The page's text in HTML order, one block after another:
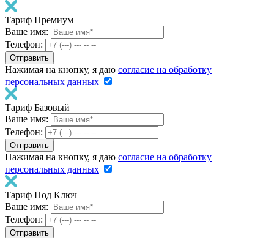
Тариф Премиум
Ваше имя:
Телефон:
Нажимая на кнопку, я даю согласие на обработку
персональных данных
Тариф Базовый
Ваше имя:
Телефон:
Нажимая на кнопку, я даю согласие на обработку
персональных данных
Тариф Под Ключ
Ваше имя:
Телефон: